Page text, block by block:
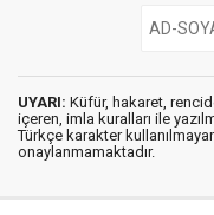
UYARI: Küfür, hakaret,
içeren, imla kuralları ile
Türkçe karakter
onaylanmamaktadır.